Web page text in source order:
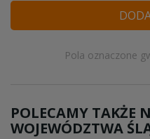
Pola oznaczone
POLECAMY TAKŻE
WOJEWÓDZTWA